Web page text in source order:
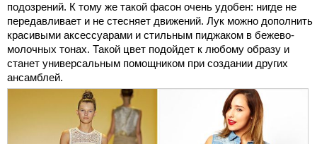
подозрений. К тому же такой фасон очень удобен: нигде не
передавливает и не стесняет движений. Лук можно дополнить
красивыми аксессуарами и стильным пиджаком в бежево-
молочных тонах. Такой цвет подойдет к любому образу и
станет универсальным помощником при создании других
ансамблей.